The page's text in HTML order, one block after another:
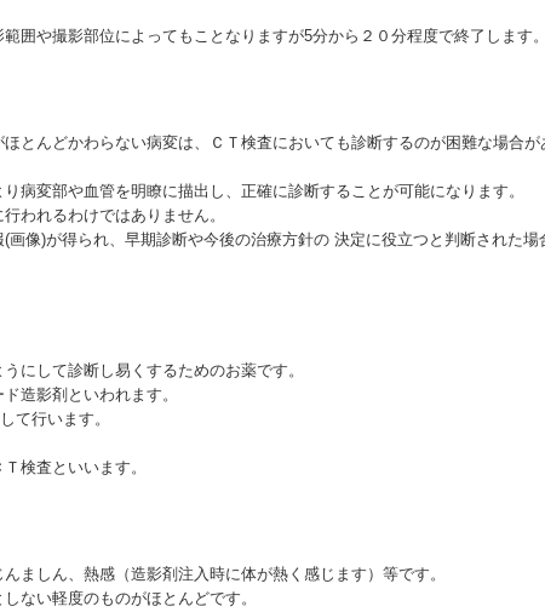
囲や撮影部位によってもことなりますが5分から２０分程度で終了します
とんどかわらない病変は、ＣＴ検査においても診断するのが困難な場合が
病変部や血管を明瞭に描出し、正確に診断することが可能になります。
われるわけではありません。
画像)が得られ、早期診断や今後の治療方針の 決定に役立つと判断された場
にして診断し易くするためのお薬です。
造影剤といわれます。
て行います。
検査といいます。
ましん、熱感（造影剤注入時に体が熱く感じます）等です。
ない軽度のものがほとんどです。